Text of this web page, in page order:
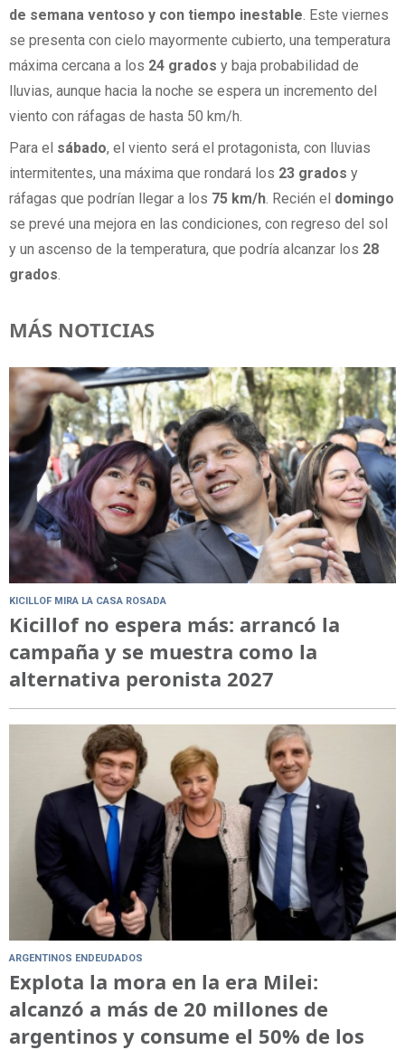
de semana ventoso y con tiempo inestable. Este viernes
se presenta con cielo mayormente cubierto, una temperatura
máxima cercana a los 24 grados y baja probabilidad de
lluvias, aunque hacia la noche se espera un incremento del
viento con ráfagas de hasta 50 km/h.
Para el sábado, el viento será el protagonista, con lluvias
intermitentes, una máxima que rondará los 23 grados y
ráfagas que podrían llegar a los 75 km/h. Recién el domingo
se prevé una mejora en las condiciones, con regreso del sol
y un ascenso de la temperatura, que podría alcanzar los 28
grados.
MÁS NOTICIAS
KICILLOF MIRA LA CASA ROSADA
Kicillof no espera más: arrancó la
campaña y se muestra como la
alternativa peronista 2027
ARGENTINOS ENDEUDADOS
Explota la mora en la era Milei:
alcanzó a más de 20 millones de
argentinos y consume el 50% de los